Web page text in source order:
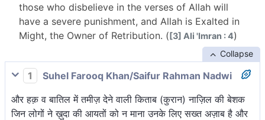
those who disbelieve in the verses of Allah will
have a severe punishment, and Allah is Exalted in
Might, the Owner of Retribution. ([3] Ali 'Imran : 4)
Collapse
1
Suhel Farooq Khan/Saifur Rahman Nadwi
और हक़ व बातिल में तमीज़ देने वाली किताब (कुरान) नाज़िल की बेशक
जिन लोगों ने ख़ुदा की आयतों को न माना उनके लिए सख्त अज़ाब है और